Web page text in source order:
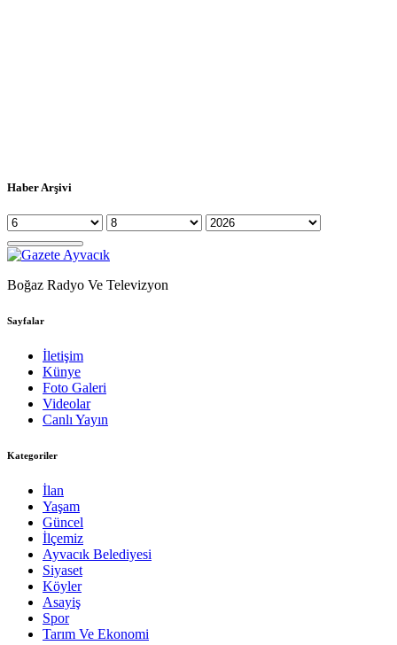
Haber Arşivi
Boğaz Radyo Ve Televizyon
Sayfalar
İletişim
Künye
Foto Galeri
Videolar
Canlı Yayın
Kategoriler
İlan
Yaşam
Güncel
İlçemiz
Ayvacık Belediyesi
Siyaset
Köyler
Asayiş
Spor
Tarım Ve Ekonomi